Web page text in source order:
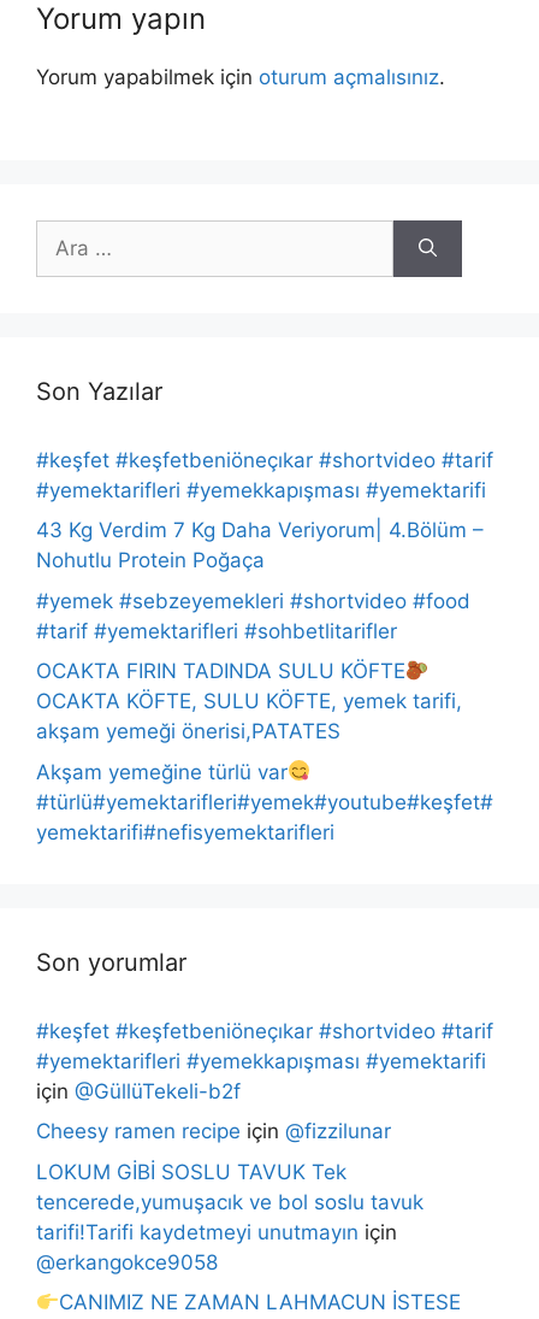
Yorum yapın
Yorum yapabilmek için oturum açmalısınız.
ara
Son Yazılar
#keşfet #keşfetbeniöneçıkar #shortvideo #tarif
#yemektarifleri #yemekkapışması #yemektarifi
43 Kg Verdim 7 Kg Daha Veriyorum| 4.Bölüm –
Nohutlu Protein Poğaça
#yemek #sebzeyemekleri #shortvideo #food
#tarif #yemektarifleri #sohbetlitarifler
OCAKTA FIRIN TADINDA SULU KÖFTE
OCAKTA KÖFTE, SULU KÖFTE, yemek tarifi,
akşam yemeği önerisi,PATATES
Akşam yemeğine türlü var
#türlü#yemektarifleri#yemek#youtube#keşfet#
yemektarifi#nefisyemektarifleri
Son yorumlar
#keşfet #keşfetbeniöneçıkar #shortvideo #tarif
#yemektarifleri #yemekkapışması #yemektarifi
için @GüllüTekeli-b2f
Cheesy ramen recipe için @fizzilunar
LOKUM GİBİ SOSLU TAVUK Tek
tencerede,yumuşacık ve bol soslu tavuk
tarifi!Tarifi kaydetmeyi unutmayın için
@erkangokce9058
CANIMIZ NE ZAMAN LAHMACUN İSTESE